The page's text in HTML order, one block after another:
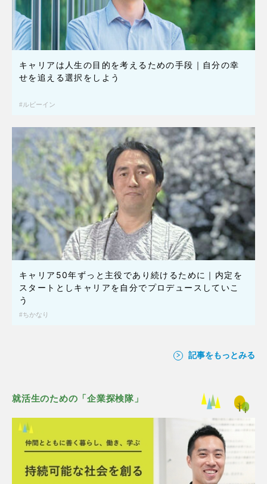
キャリアは人生の目的を考えるための手段｜自分の幸
せを追える選択をしよう
ルビーイン
キャリア50年ずっと主役であり続けるために｜内定を
スタートとしキャリアを自分でプロデュースしていこ
う
ちかなり
記事をもっとみる
就活生のための「企業探検隊」